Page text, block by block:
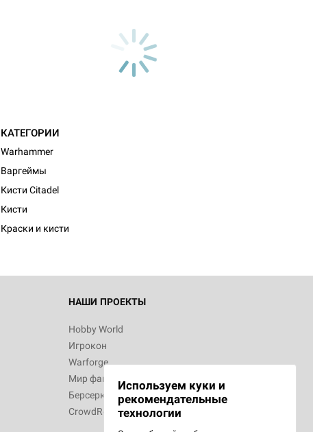
КАТЕГОРИИ
Warhammer
Варгеймы
Кисти Citadel
Кисти
Краски и кисти
НАШИ ПРОЕКТЫ
Hobby World
Игрокон
Warforge
Мир фантастики
Берсерк
CrowdRepublic
Используем куки и
рекомендательные
технологии